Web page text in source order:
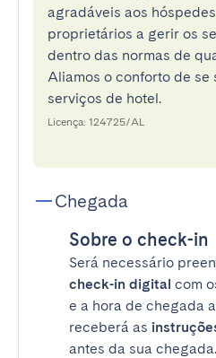
agradáveis aos
proprietários a gerir os
dentro das normas de
Aliamos o conforto de se
serviços de hotel.
Licença: 124725/AL
Chegada
Sobre o check-in
Será necessário
check-in digital com
e a hora de chegada
receberá as
antes da sua chegada.